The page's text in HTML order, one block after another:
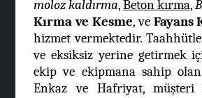
moloz kaldırma,Beton kırma,
Kırma ve Kesme, ve Fayans
hizmet vermektedir.
ve eksiksiz yerine getirmek
ekip ve ekipmana sahip
Enkaz ve Hafriyat, müşteri